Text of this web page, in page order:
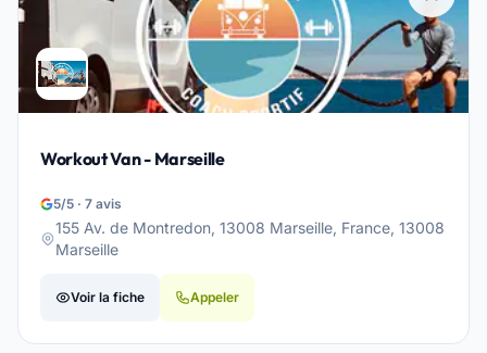
Workout Van - Marseille
5/5 · 7 avis
155 Av. de Montredon, 13008 Marseille, France, 13008
Marseille
Voir la fiche Appeler